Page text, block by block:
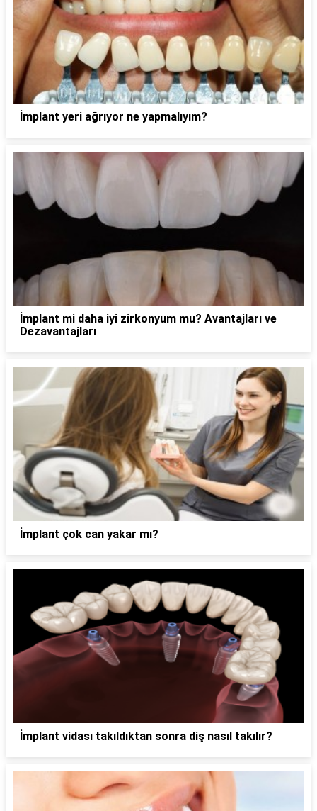
İmplant yeri ağrıyor ne yapmalıyım?
İmplant mi daha iyi zirkonyum mu? Avantajları ve
Dezavantajları
İmplant çok can yakar mı?
İmplant vidası takıldıktan sonra diş nasıl takılır?